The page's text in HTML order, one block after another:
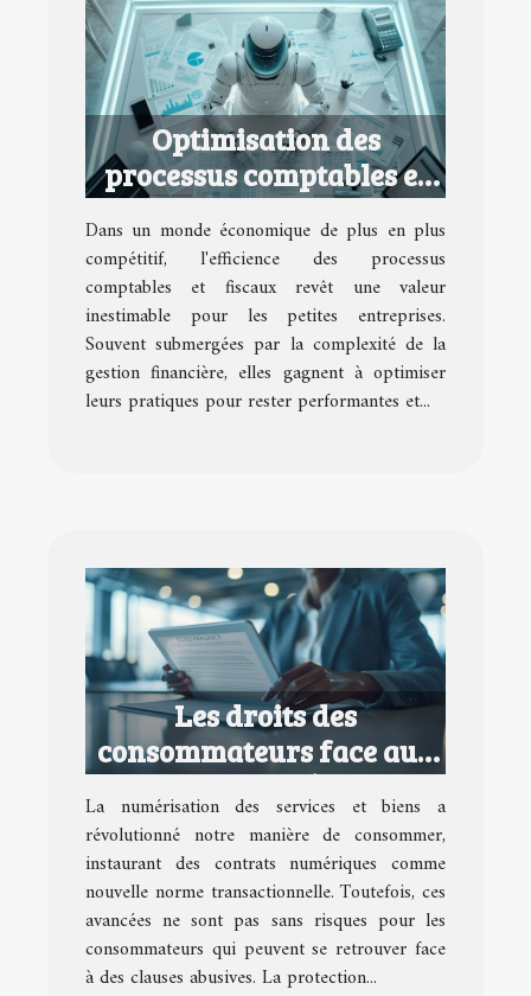
Optimisation des
processus comptables et
fiscaux pour petites
entreprises
Dans un monde économique de plus en plus
compétitif, l'efficience des processus
comptables et fiscaux revêt une valeur
inestimable pour les petites entreprises.
Souvent submergées par la complexité de la
gestion financière, elles gagnent à optimiser
leurs pratiques pour rester performantes et...
Les droits des
consommateurs face aux
contrats numériques
abusifs
La numérisation des services et biens a
révolutionné notre manière de consommer,
instaurant des contrats numériques comme
nouvelle norme transactionnelle. Toutefois, ces
avancées ne sont pas sans risques pour les
consommateurs qui peuvent se retrouver face
à des clauses abusives. La protection...